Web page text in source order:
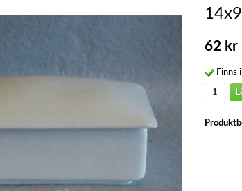
62 kr
Finns